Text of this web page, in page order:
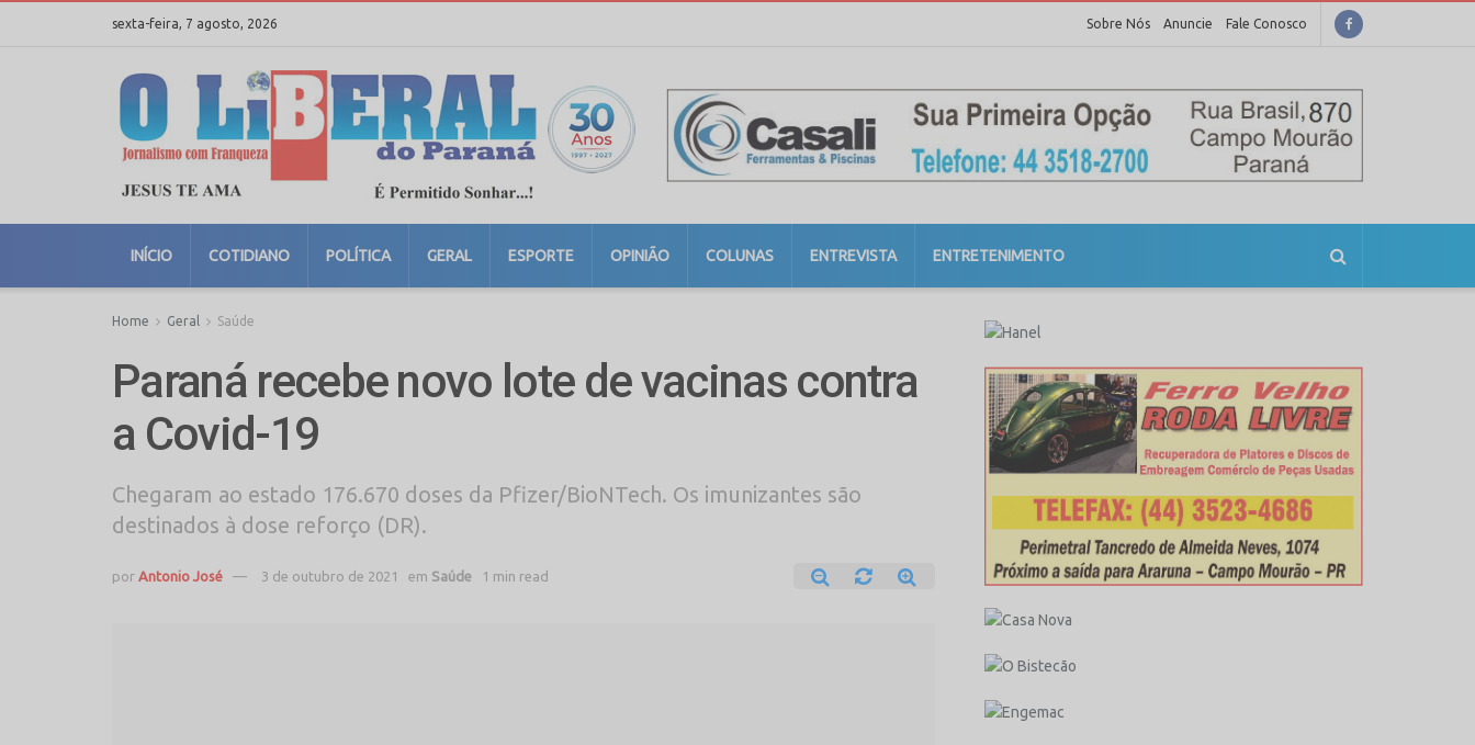
sexta-feira, 7 agosto, 2026 Sobre Nós Anuncie Fale Conosco
INÍCIO COTIDIANO POLÍTICA GERAL ESPORTE OPINIÃO COLUNAS ENTREVISTA ENTRETENIMENTO
Home Geral Saúde
Paraná recebe novo lote de vacinas contra
a Covid-19
Chegaram ao estado 176.670 doses da Pfizer/BioNTech. Os imunizantes são
destinados à dose reforço (DR).
por Antonio José 3 de outubro de 2021 em Saúde 1 min read